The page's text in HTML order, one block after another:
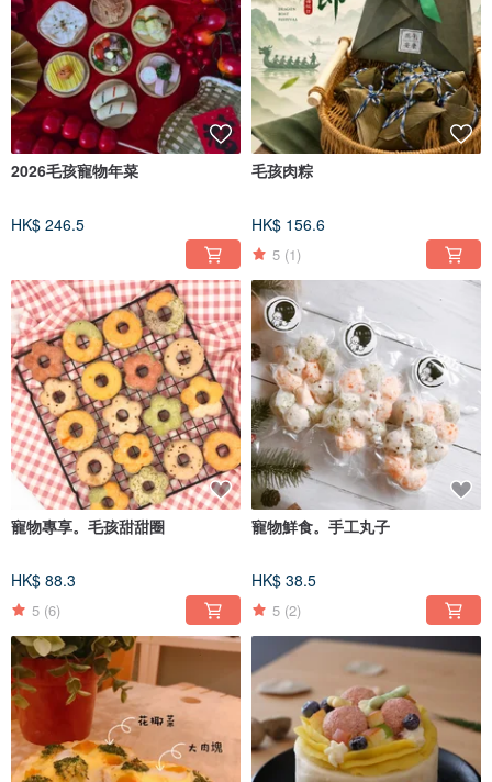
2026毛孩寵物年菜
HK$ 246.5
毛孩肉粽
HK$ 156.6
5 (1)
寵物專享。毛孩甜甜圈
HK$ 88.3
5 (6)
寵物鮮食。手工丸子
HK$ 38.5
5 (2)